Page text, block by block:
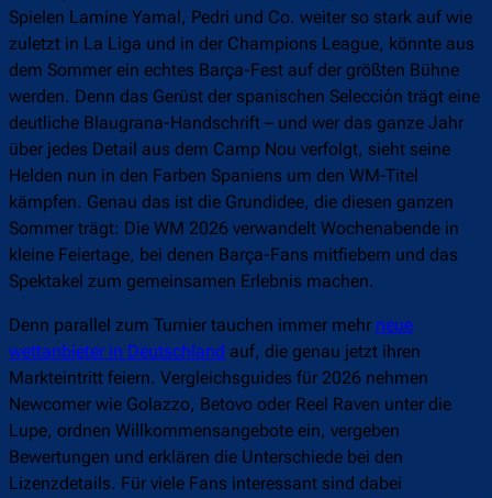
Spielen Lamine Yamal, Pedri und Co. weiter so stark auf wie
zuletzt in La Liga und in der Champions League, könnte aus
dem Sommer ein echtes Barça-Fest auf der größten Bühne
werden. Denn das Gerüst der spanischen Selección trägt eine
deutliche Blaugrana-Handschrift – und wer das ganze Jahr
über jedes Detail aus dem Camp Nou verfolgt, sieht seine
Helden nun in den Farben Spaniens um den WM-Titel
kämpfen. Genau das ist die Grundidee, die diesen ganzen
Sommer trägt: Die WM 2026 verwandelt Wochenabende in
kleine Feiertage, bei denen Barça-Fans mitfiebern und das
Spektakel zum gemeinsamen Erlebnis machen.
Denn parallel zum Turnier tauchen immer mehr neue
wettanbieter in Deutschland auf, die genau jetzt ihren
Markteintritt feiern. Vergleichsguides für 2026 nehmen
Newcomer wie Golazzo, Betovo oder Reel Raven unter die
Lupe, ordnen Willkommensangebote ein, vergeben
Bewertungen und erklären die Unterschiede bei den
Lizenzdetails. Für viele Fans interessant sind dabei